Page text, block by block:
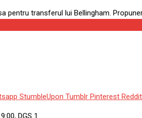
StumbleUpon Tumblr Pinterest Reddit
DGS 1